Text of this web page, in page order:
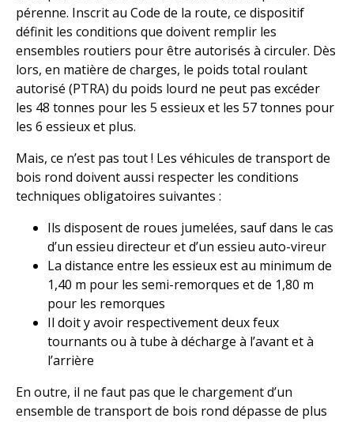
pérenne. Inscrit au Code de la route, ce dispositif
définit les conditions que doivent remplir les
ensembles routiers pour être autorisés à circuler. Dès
lors, en matière de charges, le poids total roulant
autorisé (PTRA) du poids lourd ne peut pas excéder
les 48 tonnes pour les 5 essieux et les 57 tonnes pour
les 6 essieux et plus.
Mais, ce n’est pas tout ! Les véhicules de transport de
bois rond doivent aussi respecter les conditions
techniques obligatoires suivantes :
Ils disposent de roues jumelées, sauf dans le cas
d’un essieu directeur et d’un essieu auto-vireur
La distance entre les essieux est au minimum de
1,40 m pour les semi-remorques et de 1,80 m
pour les remorques
Il doit y avoir respectivement deux feux
tournants ou à tube à décharge à l’avant et à
l’arrière
En outre, il ne faut pas que le chargement d’un
ensemble de transport de bois rond dépasse de plus